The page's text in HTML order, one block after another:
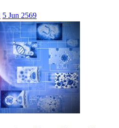
5 Jun 2569